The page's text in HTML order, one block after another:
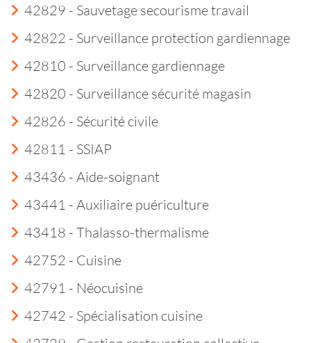
42829 - Sauvetage secourisme travail
42822 - Surveillance protection gardiennage
42810 - Surveillance gardiennage
42820 - Surveillance sécurité magasin
42826 - Sécurité civile
42811 - SSIAP
43436 - Aide-soignant
43441 - Auxiliaire puériculture
43418 - Thalasso-thermalisme
42752 - Cuisine
42791 - Néocuisine
42742 - Spécialisation cuisine